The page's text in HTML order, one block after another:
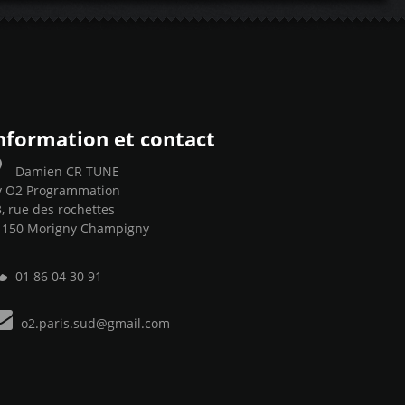
et contact
Damien CR TUNE
O2 Programmation
rue des rochettes
Morigny Champigny
01 86 04 30 91
o2.paris.sud@gmail.com